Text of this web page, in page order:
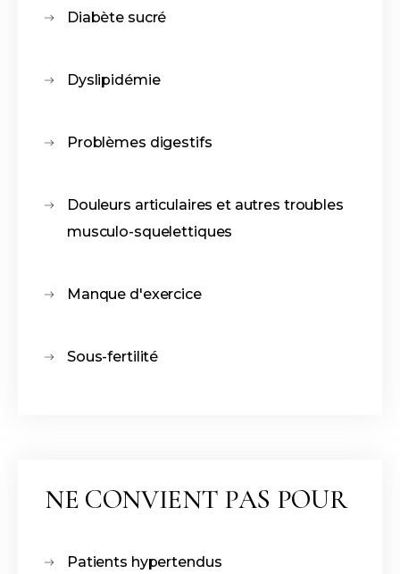
Diabète sucré
Dyslipidémie
Problèmes digestifs
Douleurs articulaires et autres troubles
musculo-squelettiques
Manque d'exercice
Sous-fertilité
NE CONVIENT PAS POUR
Patients hypertendus